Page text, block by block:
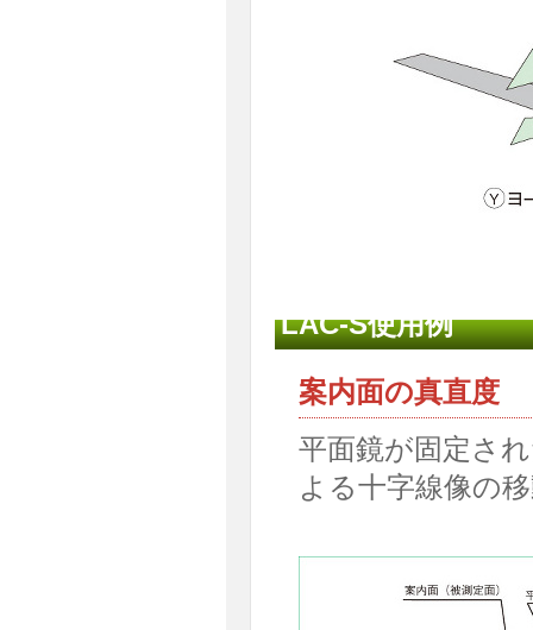
LAC-S使用例
案内面の真直度
平面鏡が固定さ
よる十字線像の